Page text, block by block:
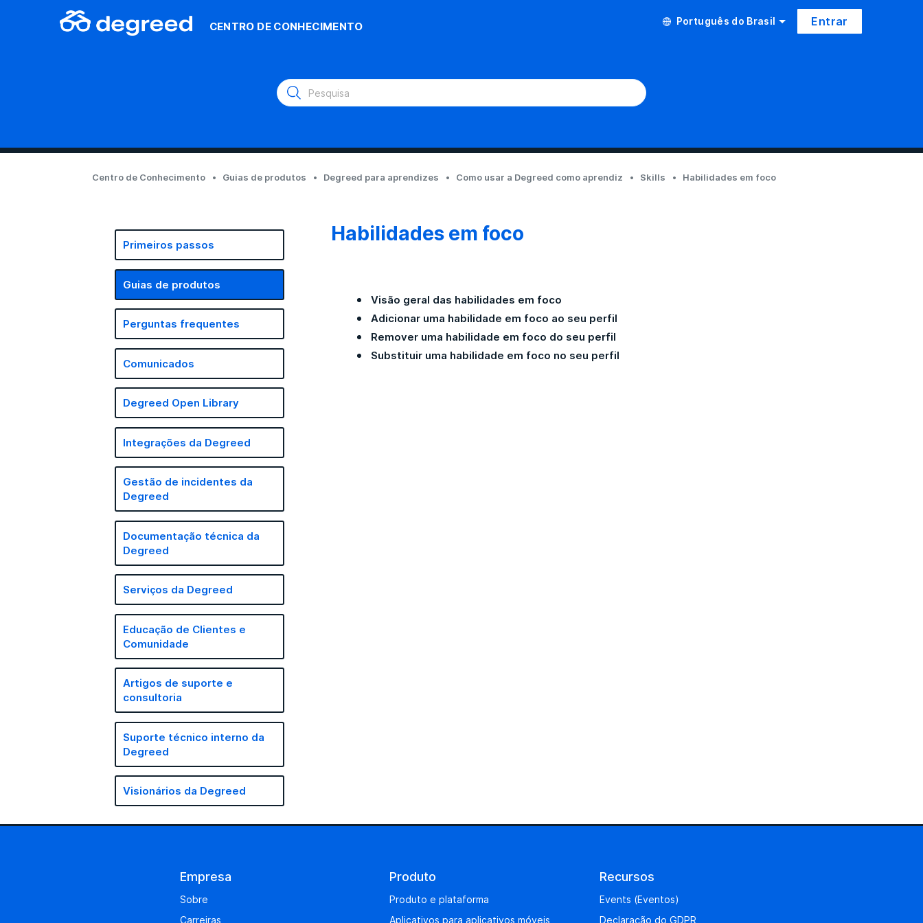
CENTRO DE CONHECIMENTO Português do Brasil Entrar
Centro de Conhecimento Guias de produtos Degreed para aprendizes Como usar a Degreed como aprendiz Skills Habilidades em foco
Primeiros passos
Guias de produtos
Perguntas frequentes
Comunicados
Degreed Open Library
Integrações da Degreed
Gestão de incidentes da
Degreed
Documentação técnica da
Degreed
Serviços da Degreed
Educação de Clientes e
Comunidade
Artigos de suporte e
consultoria
Suporte técnico interno da
Degreed
Visionários da Degreed
Habilidades em foco
Visão geral das habilidades em foco
Adicionar uma habilidade em foco ao seu perfil
Remover uma habilidade em foco do seu perfil
Substituir uma habilidade em foco no seu perfil
Empresa
Sobre
Carreiras
Produto
Produto e plataforma
Aplicativos para aplicativos móveis
Recursos
Events (Eventos)
Declaração do GDPR